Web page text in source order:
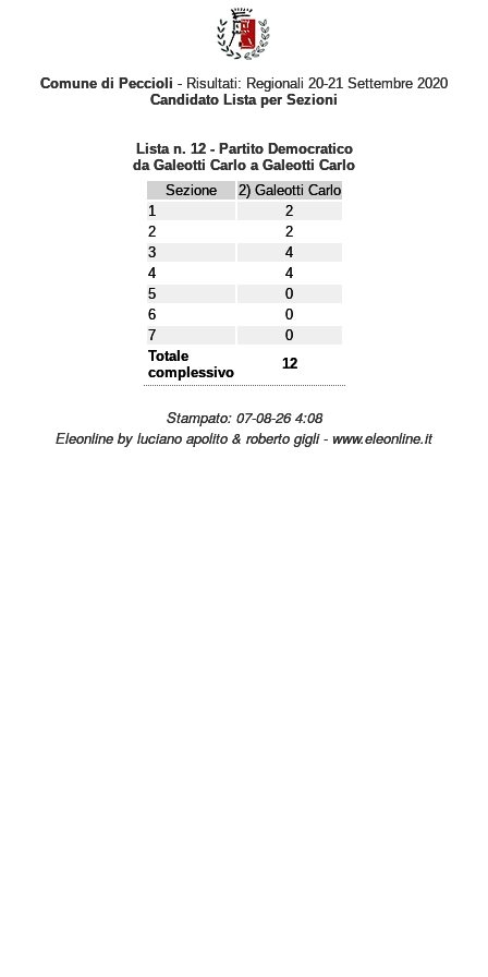
Comune di Peccioli - Risultati: Regionali 20-21 Settembre 2020
Candidato Lista per Sezioni
Lista n. 12 - Partito Democratico
da Galeotti Carlo a Galeotti Carlo
Sezione
2) Galeotti Carlo
1
2
2
2
3
4
4
4
5
0
6
0
7
0
Totale
complessivo
12
Stampato: 07-08-26 4:08
Eleonline by luciano apolito & roberto gigli - www.eleonline.it